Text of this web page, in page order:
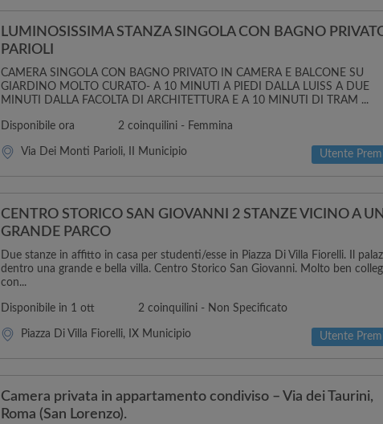
LUMINOSISSIMA STANZA SINGOLA CON BAGNO
PARIOLI
CAMERA SINGOLA CON BAGNO PRIVATO IN CAMERA E BALCONE SU
GIARDINO MOLTO CURATO- A 10 MINUTI A PIEDI DALLA LUISS A DUE
MINUTI DALLA FACOLTA DI ARCHITETTURA E A 10 MINUTI DI TRAM ...
Disponibile ora 2 coinquilini - Femmina
Via Dei Monti Parioli, II Municipio Utente
CENTRO STORICO SAN GIOVANNI 2 STANZE VICINO A UN
GRANDE PARCO
Due stanze in affitto in casa per studenti/esse in Piazza Di Villa Fiorelli. Il
dentro una grande e bella villa. Centro Storico San Giovanni. Molto ben
con...
Disponibile in 1 ott 2 coinquilini - Non Specificato
Piazza Di Villa Fiorelli, IX Municipio Utente
Camera privata in appartamento condiviso – Via dei Taurini,
Roma (San Lorenzo).